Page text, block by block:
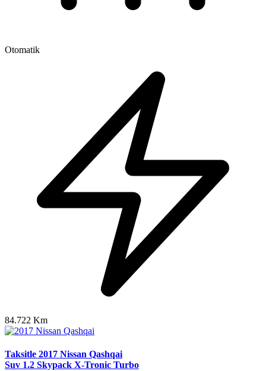
Otomatik
84.722 Km
Taksitle 2017 Nissan Qashqai
Suv 1.2 Skypack X-Tronic Turbo